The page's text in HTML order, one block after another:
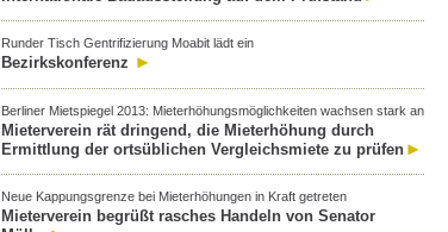
Runder Tisch Gentrifizierung Moabit lädt ein
Bezirkskonferenz
Berliner Mietspiegel 2013: Mieterhöhungsmöglichkeiten wachsen stark an
Mieterverein rät dringend, die Mieterhöhung durch
Ermittlung der ortsüblichen Vergleichsmiete zu prüfen
Neue Kappungsgrenze bei Mieterhöhungen in Kraft getreten
Mieterverein begrüßt rasches Handeln von Senator